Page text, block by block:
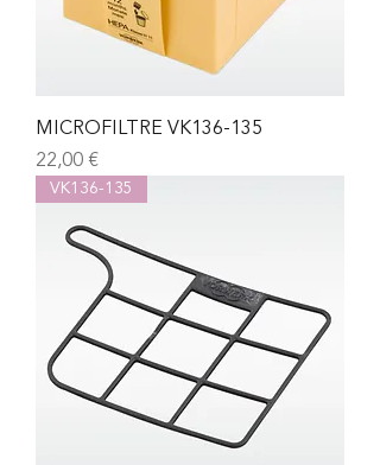
MICROFILTRE VK136-135
Prix
22,00 €
VK136-135